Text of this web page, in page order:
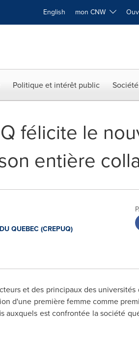
English mon CNW
Politique et intérêt public Société
félicite le
entière
QUEBEC (CREPUQ)
et des principaux des universités
d'une première femme comme
est confrontée la société